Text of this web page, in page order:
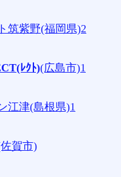
筑紫野(福岡県)2
ﾚｸﾄ)(広島市)1
江津(島根県)1
賀市)